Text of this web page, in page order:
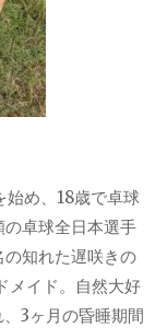
始め、18歳で卓球
の卓球全日本選手
知れた遅咲きの
メイド。自然大好
3ヶ月の昏睡期間